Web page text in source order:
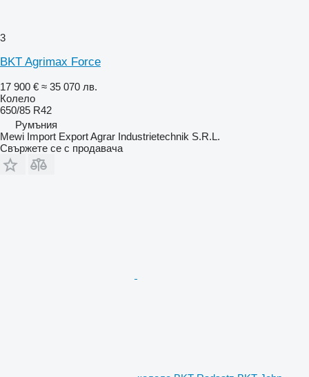
3
BKT Agrimax Force
17 900 € ≈ 35 070 лв.
Колело
650/85 R42
Румъния
Mewi Import Export Agrar Industrietechnik S.R.L.
Свържете се с продавача